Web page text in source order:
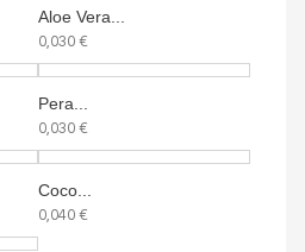
Aloe Vera...
0,030 €
Pera...
0,030 €
Coco...
0,040 €